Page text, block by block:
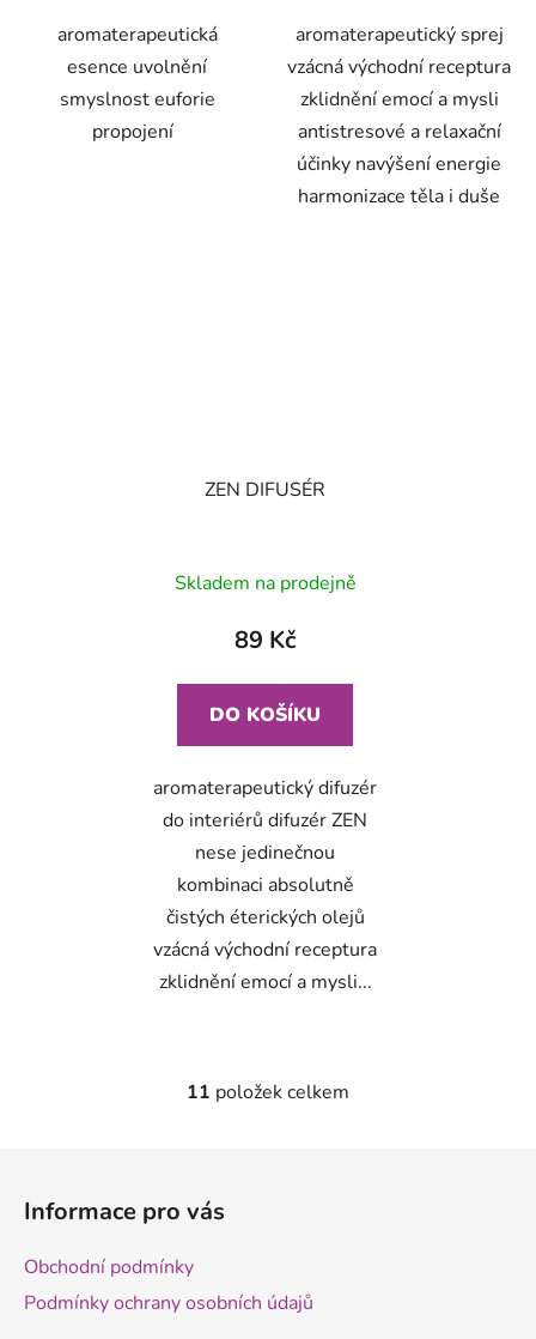
aromaterapeutická
esence uvolnění
smyslnost euforie
propojení
aromaterapeutický sprej
vzácná východní receptura
zklidnění emocí a mysli
antistresové a relaxační
účinky navýšení energie
harmonizace těla i duše
ZEN DIFUSÉR
Skladem na prodejně
89 Kč
DO KOŠÍKU
aromaterapeutický difuzér
do interiérů difuzér ZEN
nese jedinečnou
kombinaci absolutně
čistých éterických olejů
vzácná východní receptura
zklidnění emocí a mysli...
O
í
p
11 položek celkem
Informace pro vás
Obchodní podmínky
Podmínky ochrany osobních údajů